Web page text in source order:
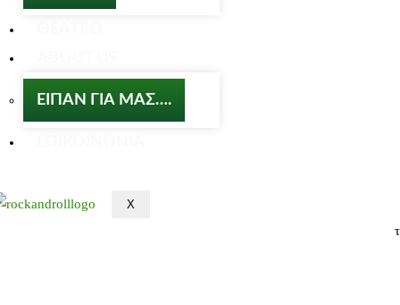
ΕΙΠΑΝ ΓΙΑ ΜΑΣ….
X